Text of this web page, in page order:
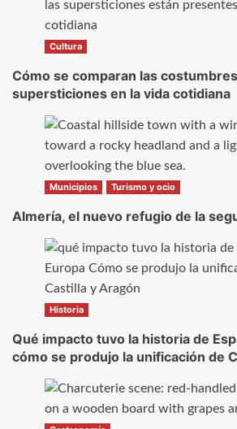
Cultura
Cómo se comparan las
supersticiones en la vida cotidiana
Municipios Turismo y ocio
Almería, el nuevo refugio de la
Historia
Qué impacto tuvo la historia de
cómo se produjo la unificación de